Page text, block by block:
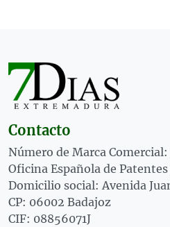
Contacto
Número de Marca
Oficina Española de
Domicilio social: Avenida
CP: 06002 Badajoz
CIF: 08856071J